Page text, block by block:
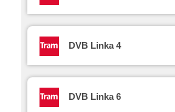
DVB Linka 4
DVB Linka 6